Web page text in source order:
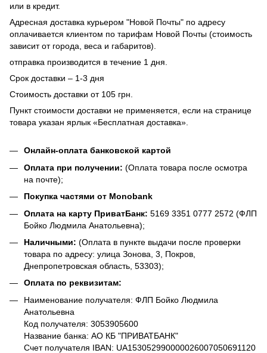
или в кредит.
Адресная доставка курьером "Новой Почты" по адресу
оплачивается клиентом по тарифам Новой Почты (стоимость
зависит от города, веса и габаритов).
отправка производится в течение 1 дня.
Срок доставки – 1-3 дня
Стоимость доставки от 105 грн.
Пункт стоимости доставки не применяется, если на странице
товара указан ярлык «Бесплатная доставка».
Онлайн-оплата банковской картой
Оплата при получении: (Оплата товара после осмотра
на почте);
Покупка частями от Monobank
Оплата на карту ПриватБанк: 5169 3351 0777 2572 (ФЛП
Бойко Людмила Анатольевна);
Наличными: (Оплата в пункте выдачи после проверки
товара по адресу: улица Зонова, 3, Покров,
Днепропетровская область, 53303);
Оплата по реквизитам:
Наименование получателя: ФЛП Бойко Людмила
Анатольевна
Код получателя: 3053905600
Название банка: АО КБ "ПРИВАТБАНК"
Счет получателя IBAN: UA153052990000026007050691120